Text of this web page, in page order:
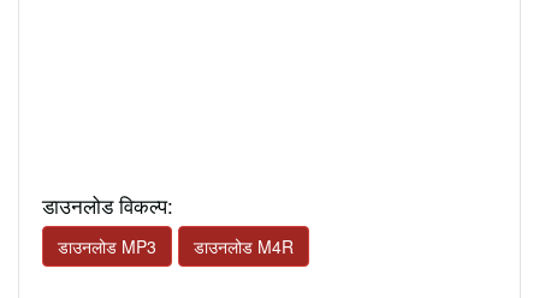
डाउनलोड विकल्प:
डाउनलोड MP3 डाउनलोड M4R